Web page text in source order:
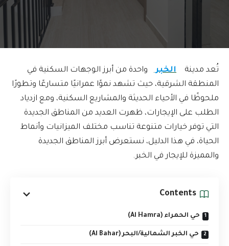
تُعد مدينة الخبر
واحدة من أبرز الوجهات السكنية في
المنطقة الشرقية، حيث تشهد نموًا عمرانيًا متسارعًا وتطورًا
ملحوظًا في الأحياء الحديثة والمشاريع السكنية، ومع ازدياد
الطلب على الإيجارات، ظهرت العديد من المناطق الجديدة
التي توفر خيارات متنوعة تناسب مختلف الميزانيات وأنماط
الحياة، في هذا الدليل، نستعرض أبرز المناطق الجديدة
والمميزة للإيجار في الخبر.
Contents
حي الحمراء (Al Hamra)
حي الخبر الشمالية/البحر (Al Bahar)